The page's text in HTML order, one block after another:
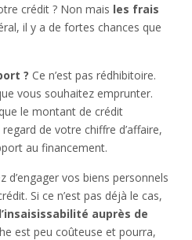
crédit ? Non mais les frais
il y a de fortes chances que
? Ce n’est pas rédhibitoire.
vous souhaitez emprunter.
le montant de crédit
de votre chiffre d’affaire,
au financement.
d’engager vos biens personnels
Si ce n’est pas déjà le cas,
auprès de
est peu coûteuse et pourra,